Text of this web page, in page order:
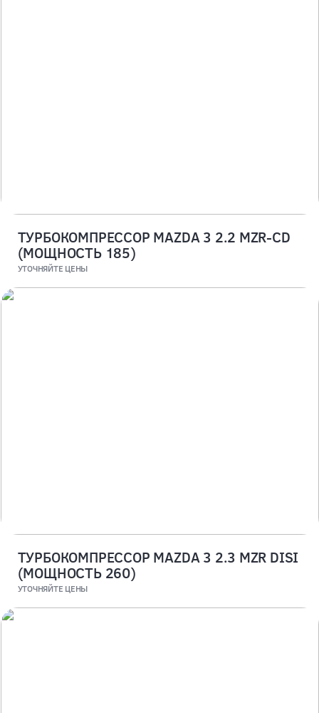
ТУРБОКОМПРЕССОР MAZDA 3 2.2 MZR-CD
(МОЩНОСТЬ 185)
УТОЧНЯЙТЕ ЦЕНЫ
ТУРБОКОМПРЕССОР MAZDA 3 2.3 MZR DISI
(МОЩНОСТЬ 260)
УТОЧНЯЙТЕ ЦЕНЫ